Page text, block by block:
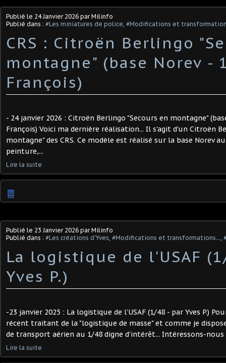
Publié le 24 Janvier 2026 par Milinfo
Publié dans : #Les miniatures de police, #Modifications et
CRS : Citroën Berlingo
montagne" (base Norev -
François)
- 24 janvier 2026 : Citroën Berlingo "Secours en montagne"
François) Voici ma dernière réalisation... Il s'agit d'un Citroën
montagne" des CRS. Ce modèle est réalisé sur la base Norev
peinture,...
Lire la suite
…
Publié le 23 Janvier 2026 par Milinfo
Publié dans : #Les créations d'Yves, #Modifications et transformations...,
La logistique de l'USAF
Yves P.) ​
-23 janvier 2025 : La logistique de l'USAF (1/48 - par Yves P.)
récent traitant de la "logistique de masse" et comme je
de transport aérien au 1/48 digne d'intérêt... Intéressons-nous
Lire la suite